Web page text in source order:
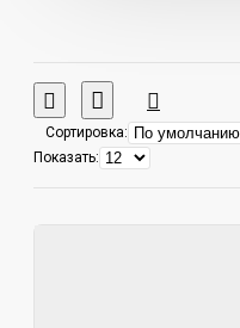
Сортировка:
Показать: